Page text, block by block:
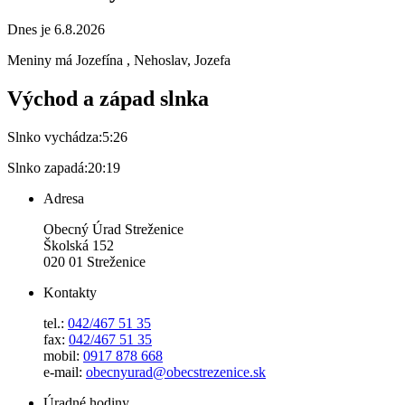
Dnes je 6.8.2026
Meniny má Jozefína , Nehoslav, Jozefa
Východ a západ slnka
Slnko vychádza:5:26
Slnko zapadá:20:19
Adresa
Obecný Úrad Streženice
Školská 152
020 01 Streženice
Kontakty
tel.: 042/467 51 35
fax: 042/467 51 35
mobil: 0917 878 668
e-mail: obecnyurad@obecstrezenice.sk